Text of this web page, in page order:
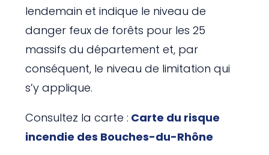
lendemain et indique le niveau de
danger feux de forêts pour les 25
massifs du département et, par
conséquent, le niveau de limitation qui
s’y applique.
Consultez la carte : Carte du risque
incendie des Bouches-du-Rhône